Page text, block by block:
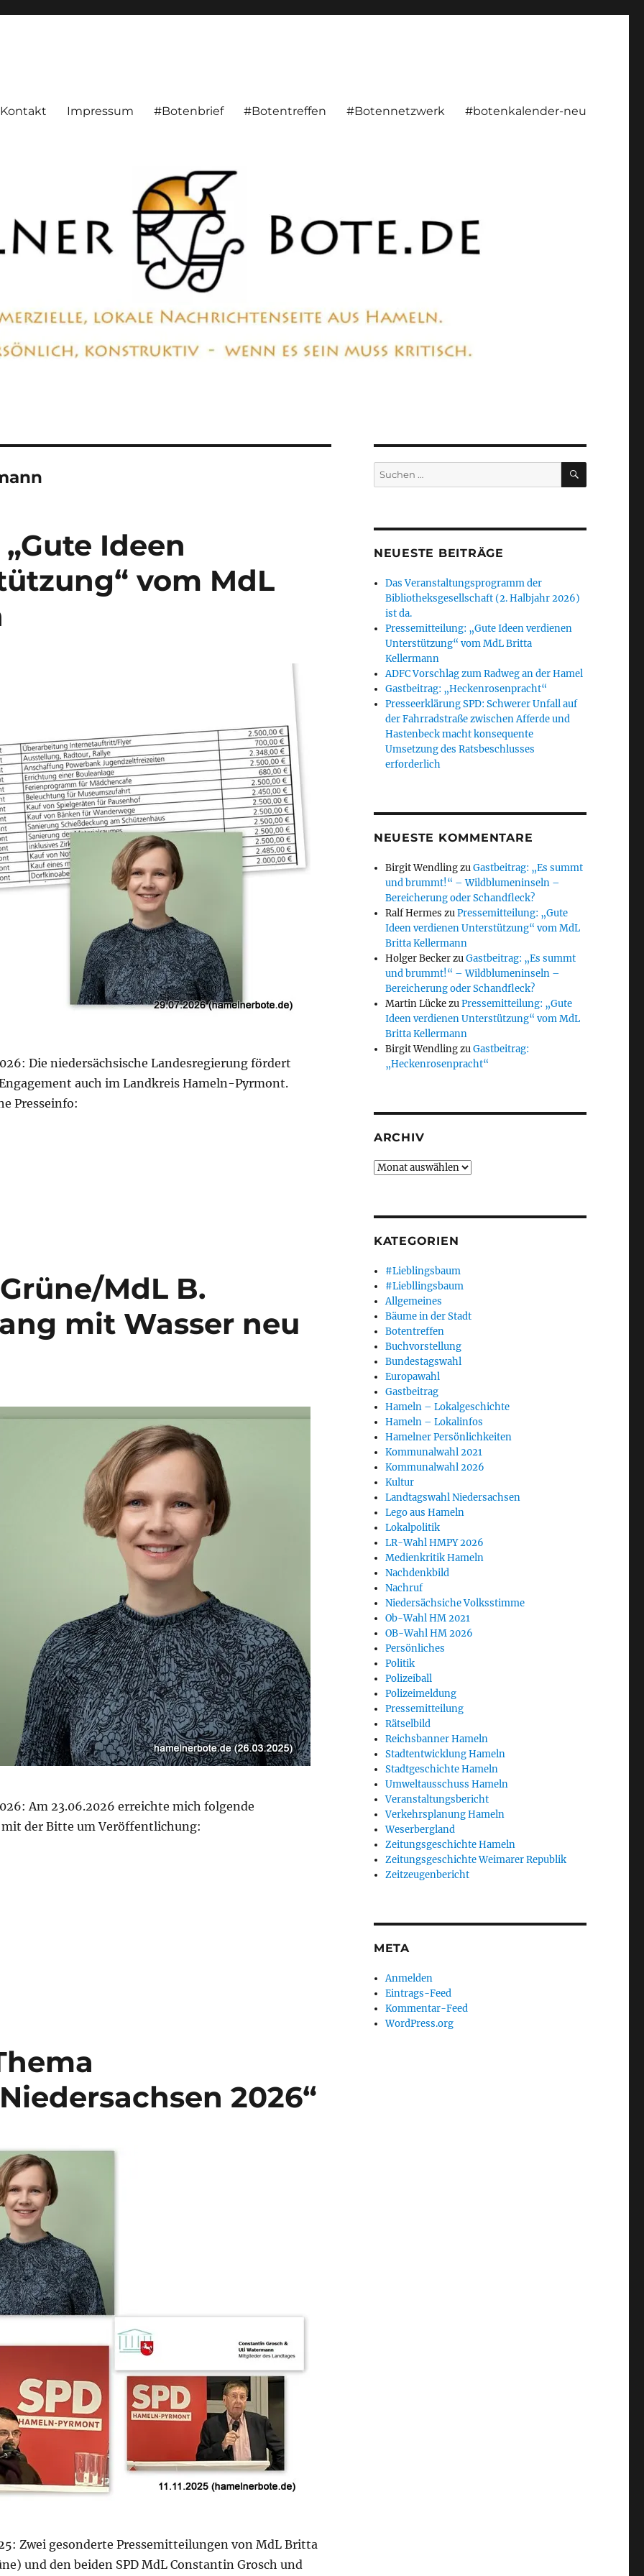
Kontakt Impressum #Botenbrief #Botentreffen #Botennetzwerk #botenkalender-neu
Ideen
vom MdL
Die niedersächsische Landesregierung fördert
auch im Landkreis Hameln-Pyrmont.
Presseinfo:
„Gute Ideen verdienen Unterstützung“ vom MdL Britta Kellermann“
MdL B.
mit Wasser neu
Am 23.06.2026 erreichte mich folgende
mit der Bitte um Veröffentlichung:
Grüne/MdL B. Kellermann: Umgang mit Wasser neu geregelt“
2026“
Zwei gesonderte Pressemitteilungen von MdL Britta
und den beiden SPD MdL Constantin Grosch und
Suchen
nach:
SUCHEN
NEUESTE BEITRÄGE
Das Veranstaltungsprogramm der
Bibliotheksgesellschaft (2. Halbjahr 2026)
ist da.
Pressemitteilung: „Gute Ideen verdienen
Unterstützung“ vom MdL Britta
Kellermann
ADFC Vorschlag zum Radweg an der Hamel
Gastbeitrag: „Heckenrosenpracht“
Presseerklärung SPD: Schwerer Unfall auf
der Fahrradstraße zwischen Afferde und
Hastenbeck macht konsequente
Umsetzung des Ratsbeschlusses
erforderlich
NEUESTE KOMMENTARE
Birgit WendlingzuGastbeitrag: „Es summt
und brummt!“ – Wildblumeninseln –
Bereicherung oder Schandfleck?
Ralf Hermes zuPressemitteilung: „Gute
Ideen verdienen Unterstützung“ vom MdL
Britta Kellermann
Holger BeckerzuGastbeitrag: „Es summt
und brummt!“ – Wildblumeninseln –
Bereicherung oder Schandfleck?
Martin LückezuPressemitteilung: „Gute
Ideen verdienen Unterstützung“ vom MdL
Britta Kellermann
Birgit WendlingzuGastbeitrag:
„Heckenrosenpracht“
ARCHIV
Archiv
KATEGORIEN
#Lieblingsbaum
#Liebllingsbaum
Allgemeines
Bäume in der Stadt
Botentreffen
Buchvorstellung
Bundestagswahl
Europawahl
Gastbeitrag
Hameln – Lokalgeschichte
Hameln – Lokalinfos
Hamelner Persönlichkeiten
Kommunalwahl 2021
Kommunalwahl 2026
Kultur
Landtagswahl Niedersachsen
Lego aus Hameln
Lokalpolitik
LR-Wahl HMPY 2026
Medienkritik Hameln
Nachdenkbild
Nachruf
Niedersächsiche Volksstimme
Ob-Wahl HM 2021
OB-Wahl HM 2026
Persönliches
Politik
Polizeiball
Polizeimeldung
Pressemitteilung
Rätselbild
Reichsbanner Hameln
Stadtentwicklung Hameln
Stadtgeschichte Hameln
Umweltausschuss Hameln
Veranstaltungsbericht
Verkehrsplanung Hameln
Weserbergland
Zeitungsgeschichte Hameln
Zeitungsgeschichte Weimarer Republik
Zeitzeugenbericht
META
Anmelden
Eintrags-Feed
Kommentar-Feed
WordPress.org